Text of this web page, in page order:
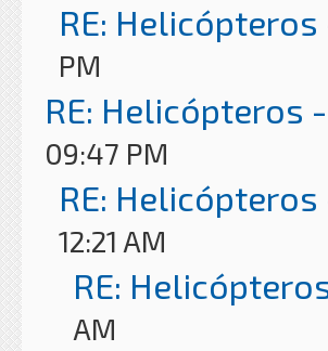
RE:
PM
RE: Helicópteros
09:47 PM
RE:
12:21 AM
RE:
AM